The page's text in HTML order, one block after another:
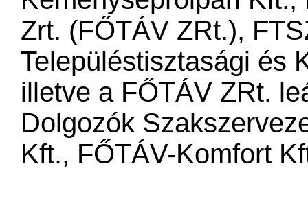
Zrt. (FŐTÁV ZRt.),
Településtisztasági és
illetve a FŐTÁV ZRt.
Dolgozók
Kft., FŐTÁV-Komfort